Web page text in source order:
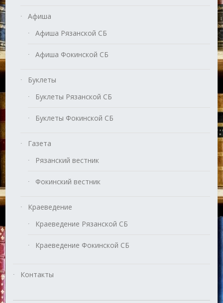
Афиша
Афиша Рязанской СБ
Афиша Фокинской СБ
Буклеты
Буклеты Рязанской СБ
Буклеты Фокинской СБ
Газета
Рязанский вестник
Фокинский вестник
Краеведение
Краеведение Рязанской СБ
Краеведение Фокинской СБ
Контакты